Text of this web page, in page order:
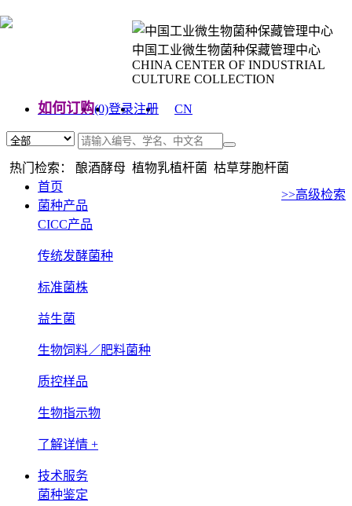
中国工业微生物菌种保藏管理中心
CHINA CENTER OF INDUSTRIAL
CULTURE COLLECTION
如何订购(0)登录注册
CN
热门检索： 酿酒酵母 植物乳植杆菌 枯草芽胞杆菌
>>高级检索
首页
菌种产品
CICC产品
传统发酵菌种
标准菌株
益生菌
生物饲料／肥料菌种
质控样品
生物指示物
了解详情 +
技术服务
菌种鉴定